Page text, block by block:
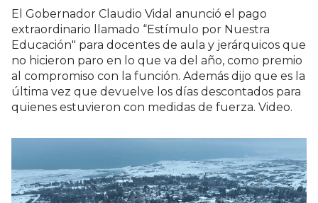
El Gobernador Claudio Vidal anunció el pago
extraordinario llamado “Estímulo por Nuestra
Educación" para docentes de aula y jerárquicos que
no hicieron paro en lo que va del año, como premio
al compromiso con la función. Además dijo que es la
última vez que devuelve los días descontados para
quienes estuvieron con medidas de fuerza. Video.